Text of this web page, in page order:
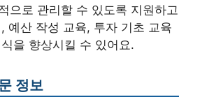
으로 관리할 수 있도록 지원하고
예산 작성 교육, 투자 기초 교육
을 향상시킬 수 있어요.
정보